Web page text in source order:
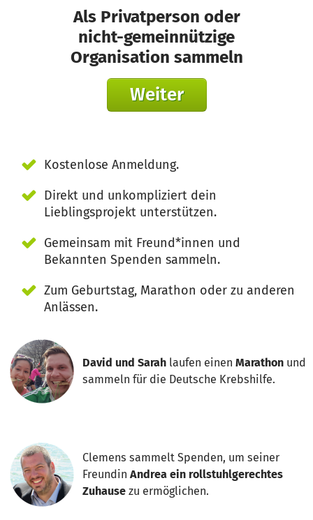
Als Privatperson oder
nicht-gemeinnützige
Organisation sammeln
Weiter
Kostenlose Anmeldung.
Direkt und unkompliziert dein
Lieblingsprojekt unterstützen.
Gemeinsam mit Freund*innen und
Bekannten Spenden sammeln.
Zum Geburtstag, Marathon oder zu anderen
Anlässen.
David und Sarah laufen einen Marathon und
sammeln für die Deutsche Krebshilfe.
Clemens sammelt Spenden, um seiner
Freundin Andrea ein rollstuhlgerechtes
Zuhause zu ermöglichen.